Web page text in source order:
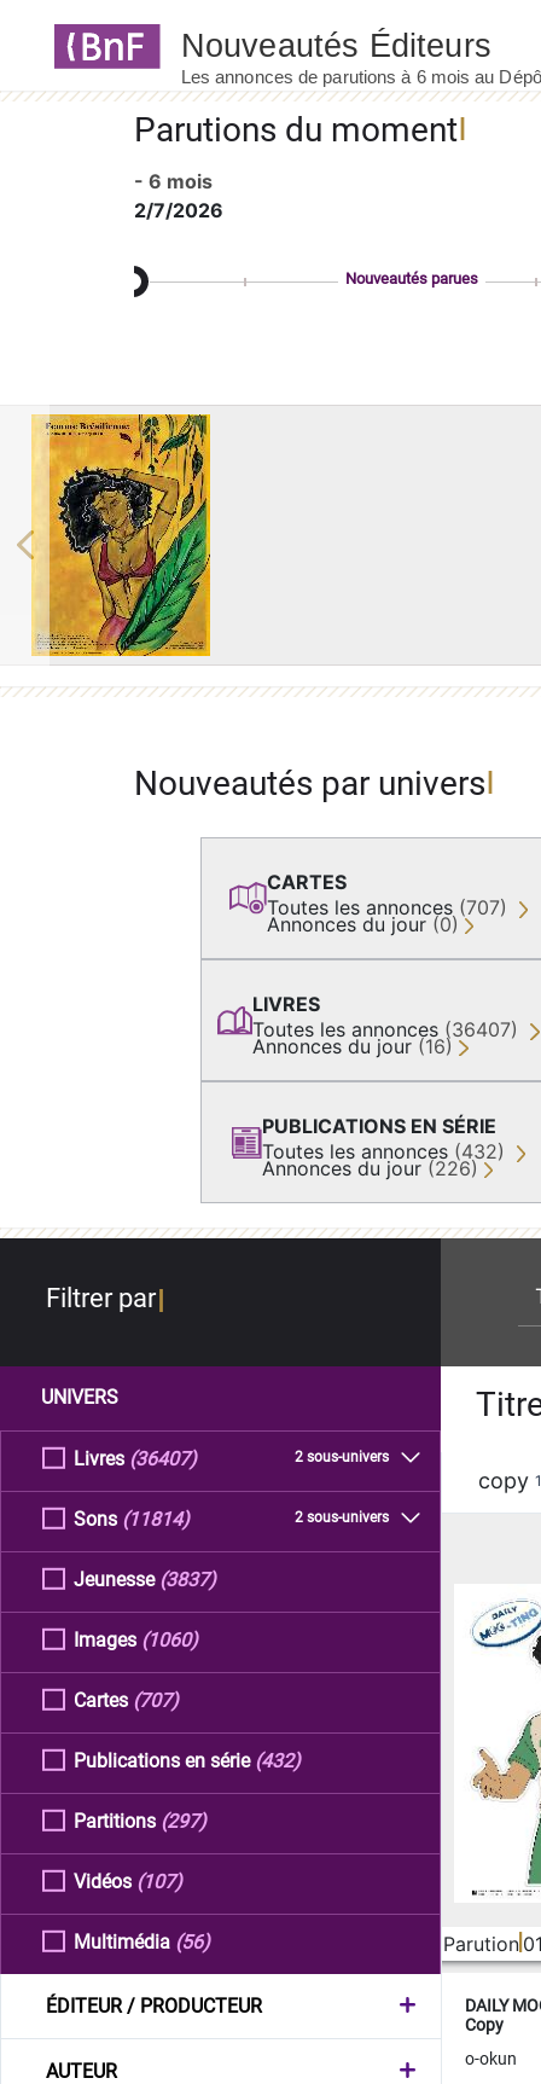
Parutions du moment
- 6 mois
2/7/2026
Nouveautés parues
Previous
Nouveautés par univers
CARTES
Toutes les annonces (707)
Annonces du jour (0)
LIVRES
Toutes les annonces (36407)
Annonces du jour (16)
PUBLICATIONS EN SÉRIE
Toutes les annonces (432)
Annonces du jour (226)
Filtrer par
UNIVERS
Livres 2 sous-univers
(36407)
Sons 2 sous-univers
(11814)
Jeunesse (3837)
Images (1060)
Cartes (707)
Publications en série (432)
Partitions (297)
Vidéos (107)
Multimédia (56)
ÉDITEUR / PRODUCTEUR
AUTEUR
copy
Parution
DAILY
Copy
o-okun